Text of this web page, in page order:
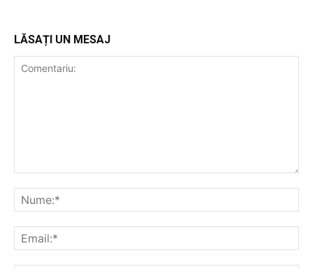
LĂSAȚI UN MESAJ